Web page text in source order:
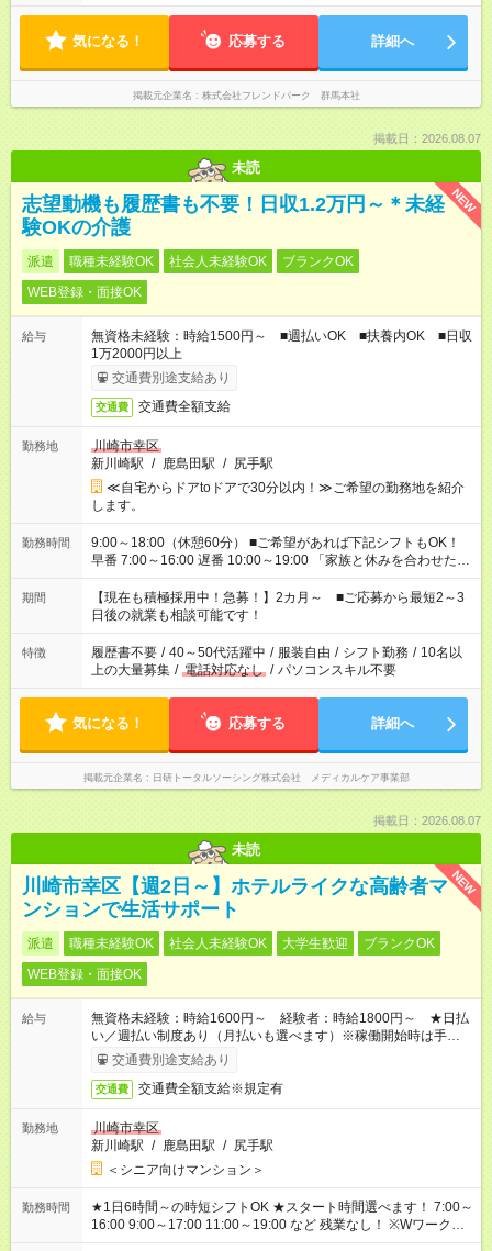
気になる！ 応募する 詳細へ
掲載元企業名 株式会社フレンドパーク 群馬本社
掲載日：2026.08.07
未読
NEW
志望動機も履歴書も不要！日収1.2万円～＊未経
験OKの介護
派遣 職種未経験OK 社会人未経験OK
ブランクOK
WEB登録・面接OK
給与
無資格未経験：時給1500円～ ■週払いOK ■扶養内OK ■日収
1万2000円以上
交通費別途支給あり
交通費 交通費全額支給
勤務地
川崎市幸区
新川崎駅 / 鹿島田駅 / 尻手駅
≪自宅からドアtoドアで30分以内！≫ご希望の勤務地を紹介
します。
勤務時間
9:00～18:00（休憩60分） ■ご希望があれば下記シフトもOK！
早番 7:00～16:00 遅番 10:00～19:00 「家族と休みを合わせた
い」 「余裕を持って夕飯の準備がしたい」 「できれば残業はし
たくない」 など、ご希望を教えてくださいね。 ※Wワーク希望
の方へ 今ご覧のお仕事で希望する勤務時間と、もう1つのお仕事
の勤務時間。 合計で週40時間を超える場合は応募できません。
期間
【現在も積極採用中！急募！】2カ月～ ■ご応募から最短2～3
日後の就業も相談可能です！
特徴 履歴書不要 / 40～50代活躍中 / 服装自由 / シフト勤務 / 10名以
上の大量募集 / 電話対応なし / パソコンスキル不要
気になる！ 応募する 詳細へ
掲載元企業名 日研トータルソーシング株式会社 メディカルケア事業部
掲載日：2026.08.07
未読
NEW
川崎市幸区【週2日～】ホテルライクな高齢者マ
ンションで生活サポート
派遣 職種未経験OK 社会人未経験OK 大学生歓迎
ブランクOK
WEB登録・面接OK
給与
無資格未経験：時給1600円～ 経験者：時給1800円～ ★日払
い／週払い制度あり（月払いも選べます）※稼働開始時は手続き
完了次第のお支払いとなります。
交通費別途支給あり
交通費 交通費全額支給※規定有
勤務地
川崎市幸区
新川崎駅 / 鹿島田駅 / 尻手駅
＜シニア向けマンション＞
勤務時間
★1日6時間～の時短シフトOK ★スタート時間選べます！ 7:00～
16:00 9:00～17:00 11:00～19:00 など 残業なし！ ※Wワークの
場合、他のお仕事と合わせ週40時間超の就業はご案内できませ